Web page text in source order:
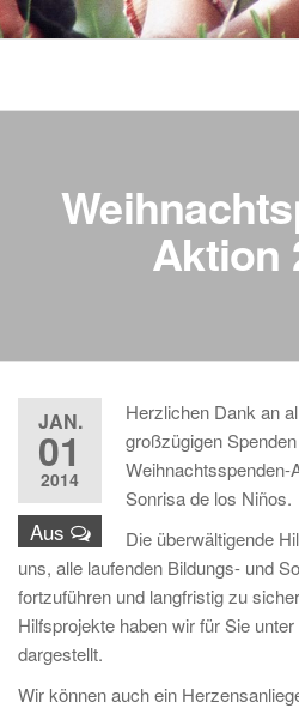
Aktion
JAN.
01
2014
Aus
Herzlichen Dank an
großzügigen
Weihnachtsspenden-
Sonrisa de los Niños.
Die überwältigende
uns, alle laufenden Bildungs- und
fortzuführen und langfristig zu
Hilfsprojekte haben wir für Sie unter
dargestellt.
Wir können auch ein